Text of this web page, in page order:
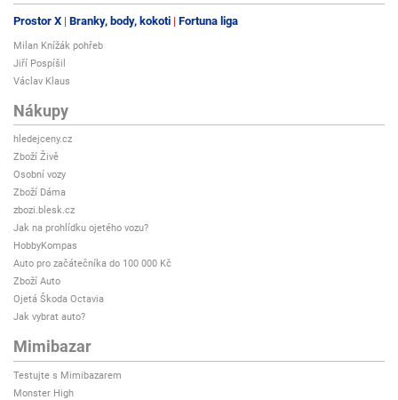
Prostor X Branky, body, kokoti Fortuna liga
Milan Knížák pohřeb
Jiří Pospíšil
Václav Klaus
Nákupy
hledejceny.cz
Zboží Živě
Osobní vozy
Zboží Dáma
zbozi.blesk.cz
Jak na prohlídku ojetého vozu?
HobbyKompas
Auto pro začátečníka do 100 000 Kč
Zboží Auto
Ojetá Škoda Octavia
Jak vybrat auto?
Mimibazar
Testujte s Mimibazarem
Monster High